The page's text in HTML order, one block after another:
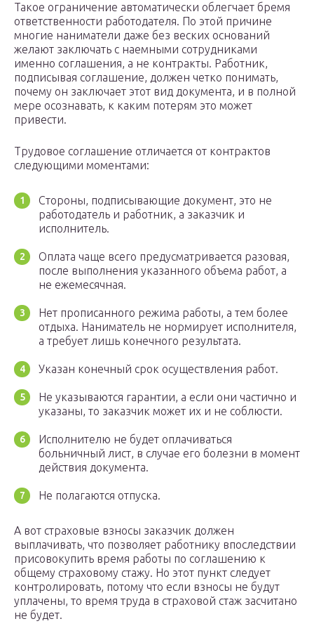
Такое ограничение автоматически облегчает бремя
ответственности работодателя. По этой причине
многие наниматели даже без веских оснований
желают заключать с наемными сотрудниками
именно соглашения, а не контракты. Работник,
подписывая соглашение, должен четко понимать,
почему он заключает этот вид документа, и в полной
мере осознавать, к каким потерям это может
привести.
Трудовое соглашение отличается от контрактов
следующими моментами:
Стороны, подписывающие документ, это не
работодатель и работник, а заказчик и
исполнитель.
Оплата чаще всего предусматривается разовая,
после выполнения указанного объема работ, а
не ежемесячная.
Нет прописанного режима работы, а тем более
отдыха. Наниматель не нормирует исполнителя,
а требует лишь конечного результата.
Указан конечный срок осуществления работ.
Не указываются гарантии, а если они частично и
указаны, то заказчик может их и не соблюсти.
Исполнителю не будет оплачиваться
больничный лист, в случае его болезни в момент
действия документа.
Не полагаются отпуска.
А вот страховые взносы заказчик должен
выплачивать, что позволяет работнику впоследствии
присовокупить время работы по соглашению к
общему страховому стажу. Но этот пункт следует
контролировать, потому что если взносы не будут
уплачены, то время труда в страховой стаж засчитано
не будет.